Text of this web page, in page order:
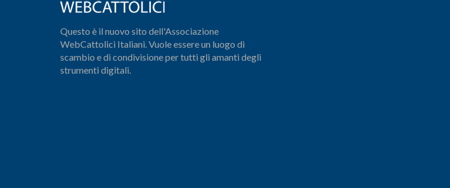
Questo è il nuovo sito dell'Associazione
WebCattolici Italiani. Vuole essere un luogo di
scambio e di condivisione per tutti gli amanti degli
strumenti digitali.